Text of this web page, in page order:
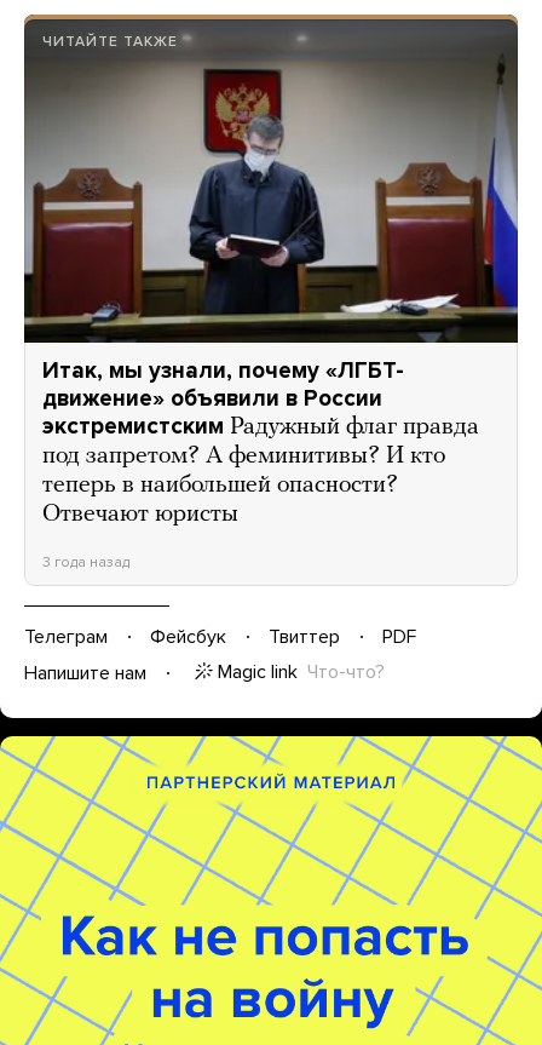
ЧИТАЙТЕ ТАКЖЕ
Итак, мы узнали, почему «ЛГБТ-
движение» объявили в России
экстремистским Радужный флаг правда
под запретом? А феминитивы? И кто
теперь в наибольшей опасности?
Отвечают юристы
3 года назад
Телеграм Фейсбук Твиттер
PDF
Напишите нам
Magic link Что-что?